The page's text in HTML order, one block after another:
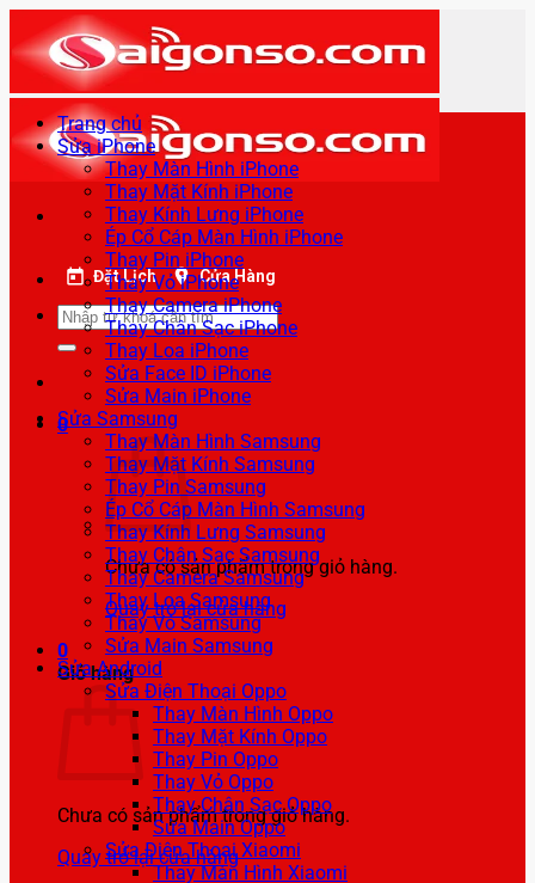
qua
nội
dung
Đặt Lịch Cửa Hàng
Tìm
kiếm:
0
Chưa có sản phẩm trong giỏ hàng.
Quay trở lại cửa hàng
0
Giỏ hàng
Chưa có sản phẩm trong giỏ hàng.
Quay trở lại cửa hàng
Trang chủ
Sửa iPhone
Thay Màn Hình iPhone
Thay Mặt Kính iPhone
Thay Kính Lưng iPhone
Ép Cổ Cáp Màn Hình iPhone
Thay Pin iPhone
Thay Vỏ iPhone
Thay Camera iPhone
Thay Chân Sạc iPhone
Thay Loa iPhone
Sửa Face ID iPhone
Sửa Main iPhone
Sửa Samsung
Thay Màn Hình Samsung
Thay Mặt Kính Samsung
Thay Pin Samsung
Ép Cổ Cáp Màn Hình Samsung
Thay Kính Lưng Samsung
Thay Chân Sạc Samsung
Thay Camera Samsung
Thay Loa Samsung
Thay Vỏ Samsung
Sửa Main Samsung
Sửa Android
Sửa Điện Thoại Oppo
Thay Màn Hình Oppo
Thay Mặt Kính Oppo
Thay Pin Oppo
Thay Vỏ Oppo
Thay Chân Sạc Oppo
Sửa Main Oppo
Sửa Điện Thoại Xiaomi
Thay Màn Hình Xiaomi